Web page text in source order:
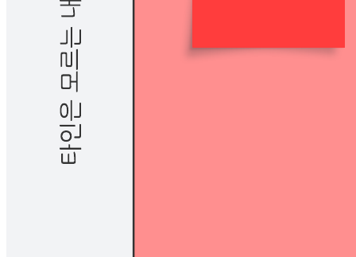
Johari 창은 개인 및 대인 관계를 향상시키는 데 도움이 됩니다.
행동과 성격 특성을 탐구하고 자기 인식과 팀워크를 향상시키
기 위해 개방, 블라인드, 숨김, 알 수 없음으로 할당하세요.
관련 템플리트